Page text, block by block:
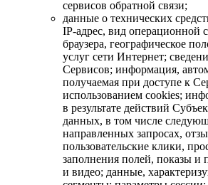
сервисов обратной связи;
данные о технических
IP-адрес, вид операционной
браузера, географическое
услуг сети Интернет;
Сервисов; информация,
получаемая при доступе к
использованием cookies;
в результате действий
данных, в том числе
направленных запросах,
пользовательские клики,
заполнения полей, показы и
и видео; данные,